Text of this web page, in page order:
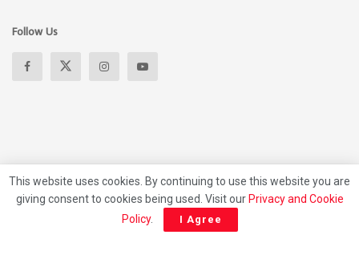
Follow Us
About Privacy Policy Contact Us
This website uses cookies. By continuing to use this website you are
giving consent to cookies being used. Visit our Privacy and Cookie
Policy. I Agree